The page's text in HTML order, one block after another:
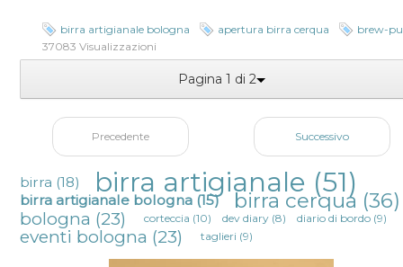
birra artigianale bologna apertura birra cerqua
brew-
37083 Visualizzazioni
Pagina 1 di 2
Precedente Successivo
birra (18) birra artigianale (51)
birra artigianale bologna (15) birra cerqua (36)
bologna (23) corteccia (10) dev diary(8) diario di bordo(9)
eventi bologna (23) taglieri (9)